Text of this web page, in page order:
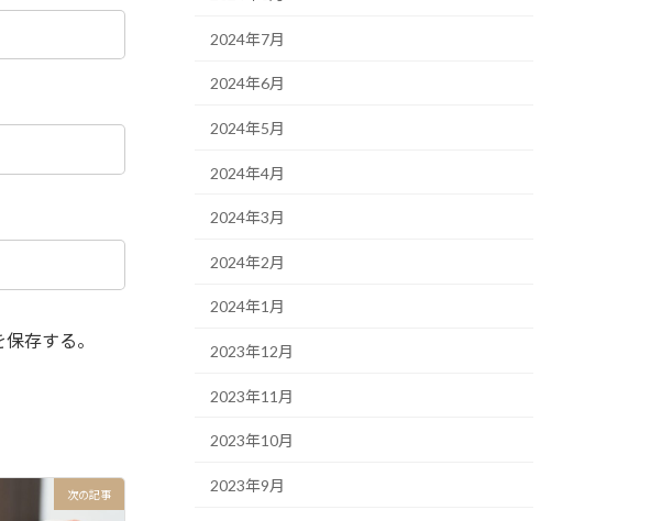
存する。
次の記事
2024年7月
2024年6月
2024年5月
2024年4月
2024年3月
2024年2月
2024年1月
2023年12月
2023年11月
2023年10月
2023年9月